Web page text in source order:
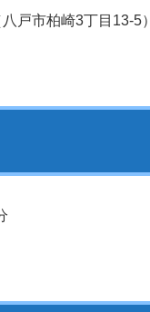
戸市柏崎3丁目13-5）